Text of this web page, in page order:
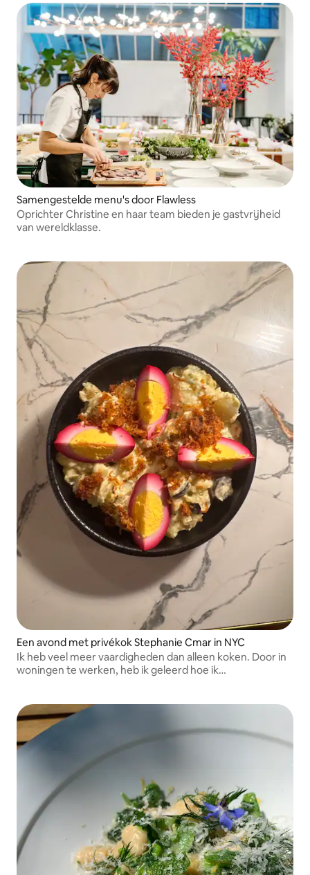
je reserveert. Bedankt!
Samengestelde menu's door Flawless
Oprichter Christine en haar team bieden je gastvrijheid
van wereldklasse.
Een avond met privékok Stephanie Cmar in NYC
Ik heb veel meer vaardigheden dan alleen koken. Door in
woningen te werken, heb ik geleerd hoe ik
die moeiteloos aanvoelt.